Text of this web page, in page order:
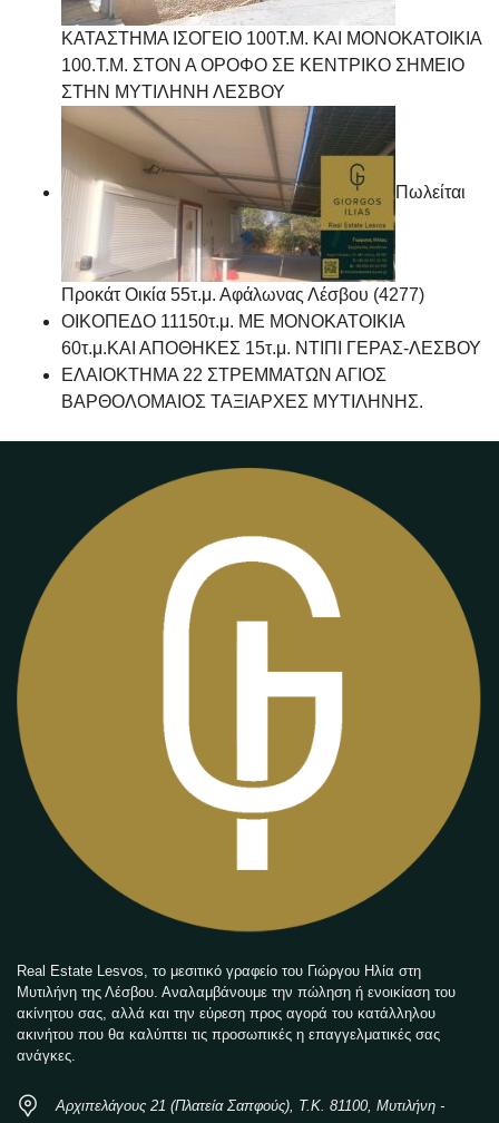
ΚΑΤΑΣΤΗΜΑ ΙΣΟΓΕΙΟ 100Τ.Μ. ΚΑΙ ΜΟΝΟΚΑΤΟΙΚΙΑ
100.Τ.Μ. ΣΤΟΝ Α ΟΡΟΦΟ ΣΕ ΚΕΝΤΡΙΚΟ ΣΗΜΕΙΟ
ΣΤΗΝ ΜΥΤΙΛΗΝΗ ΛΕΣΒΟΥ
Πωλείται
Προκάτ Οικία 55τ.μ. Αφάλωνας Λέσβου (4277)
ΟΙΚΟΠΕΔΟ 11150τ.μ. ΜΕ ΜΟΝΟΚΑΤΟΙΚΙΑ
60τ.μ.ΚΑΙ ΑΠΟΘΗΚΕΣ 15τ.μ. ΝΤΙΠΙ ΓΕΡΑΣ-ΛΕΣΒΟΥ
ΕΛΑΙΟΚΤΗΜΑ 22 ΣΤΡΕΜΜΑΤΩΝ ΑΓΙΟΣ
ΒΑΡΘΟΛΟΜΑΙΟΣ ΤΑΞΙΑΡΧΕΣ ΜΥΤΙΛΗΝΗΣ.
Real Estate Lesvos, το μεσιτικό γραφείο του Γιώργου Ηλία στη
Μυτιλήνη της Λέσβου. Αναλαμβάνουμε την πώληση ή ενοικίαση του
ακίνητου σας, αλλά και την εύρεση προς αγορά του κατάλληλου
ακινήτου που θα καλύπτει τις προσωπικές η επαγγελματικές σας
ανάγκες.
Αρχιπελάγους 21 (Πλατεία Σαπφούς), Τ.Κ. 81100, Μυτιλήνη -